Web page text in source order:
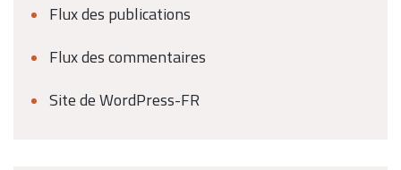
Flux des publications
Flux des commentaires
Site de WordPress-FR